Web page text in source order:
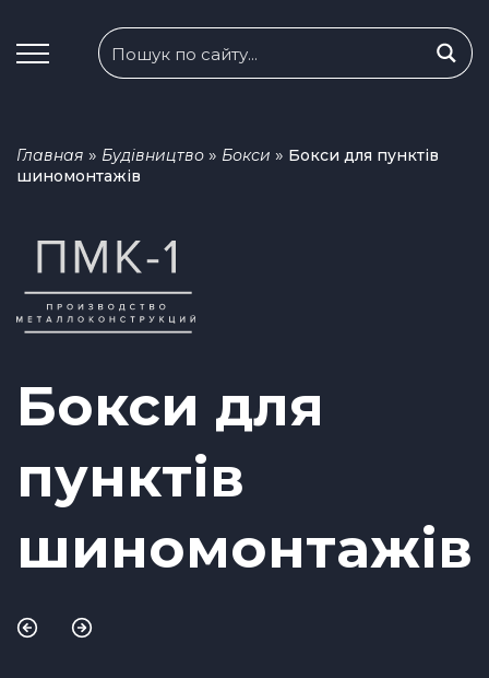
Главная » Будівництво » Бокси » Бокси для пунктів
шиномонтажів
Бокси для
пунктів
шиномонтажів